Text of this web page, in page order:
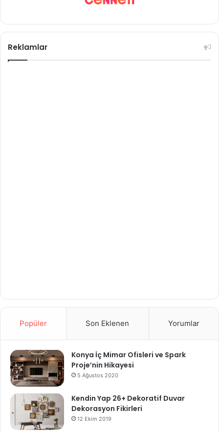
Reklamlar
Popüler Son Eklenen Yorumlar
Konya İç Mimar Ofisleri ve Spark
Proje’nin Hikayesi
5 Ağustos 2020
Kendin Yap 26+ Dekoratif Duvar
Dekorasyon Fikirleri
12 Ekim 2019